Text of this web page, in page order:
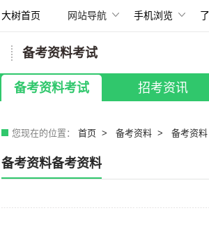
大树首页 网站导航
所有考试
国考招录
| 贵州省考 |
事
教师招聘
银行招聘 |
手机浏览
备考资料考试
备考资料考试 招考资讯
您现在的位置： 首页 备考资料 备考资料
备考资料备考资料